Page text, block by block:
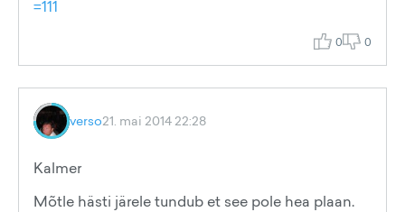
=111
0 0
verso21. mai 2014 22:28
Kalmer
Mõtle hästi järele tundub et see pole hea plaan.